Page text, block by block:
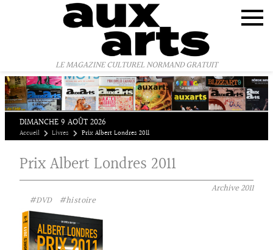
LE MAGAZINE CULTUREL NORMAND GRATUIT
DIMANCHE 9 AOÛT 2026
Accueil Livres Prix Albert Londres 2011
Prix Albert Londres 2011
Archive2011
#DVD
#histoire
Panneau de gestion des cookies